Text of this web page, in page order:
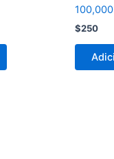
100,000
$250